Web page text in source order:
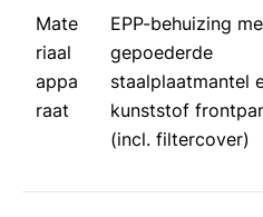
Mate
riaal
appa
raat
EPP-behuizing
gepoederde
staalplaatmantel
kunststof
(incl. filtercover)